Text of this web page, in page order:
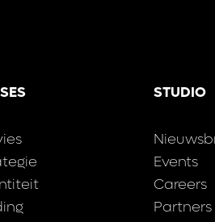
STUDIO
Events
Careers
Partners